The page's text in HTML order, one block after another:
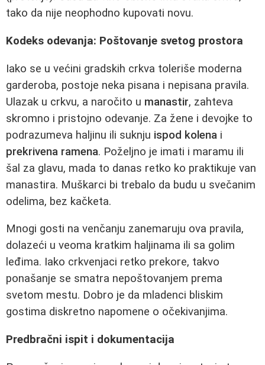
tako da nije neophodno kupovati novu.
Kodeks odevanja: Poštovanje svetog prostora
Iako se u većini gradskih crkva toleriše moderna
garderoba, postoje neka pisana i nepisana pravila.
Ulazak u crkvu, a naročito u manastir, zahteva
skromno i pristojno odevanje. Za žene i devojke to
podrazumeva haljinu ili suknju ispod kolena i
prekrivena ramena. Poželjno je imati i maramu ili
šal za glavu, mada to danas retko ko praktikuje van
manastira. Muškarci bi trebalo da budu u svečanim
odelima, bez kačketa.
Mnogi gosti na venčanju zanemaruju ova pravila,
dolazeći u veoma kratkim haljinama ili sa golim
leđima. Iako crkvenjaci retko prekore, takvo
ponašanje se smatra nepoštovanjem prema
svetom mestu. Dobro je da mladenci bliskim
gostima diskretno napomene o očekivanjima.
Predbračni ispit i dokumentacija